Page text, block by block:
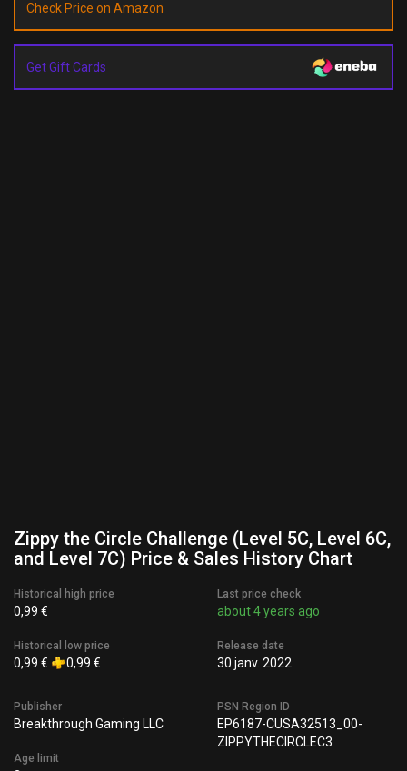
Check Price on Amazon
Get Gift Cards
Zippy the Circle Challenge (Level 5C, Level 6C,
and Level 7C) Price & Sales History Chart
Historical high price
0,99 €
Historical low price
0,99 € 0,99 €
Last price check
about 4 years ago
Release date
30 janv. 2022
Publisher
Breakthrough Gaming LLC
Age limit
PSN Region ID
EP6187-CUSA32513_00-
ZIPPYTHECIRCLEC3